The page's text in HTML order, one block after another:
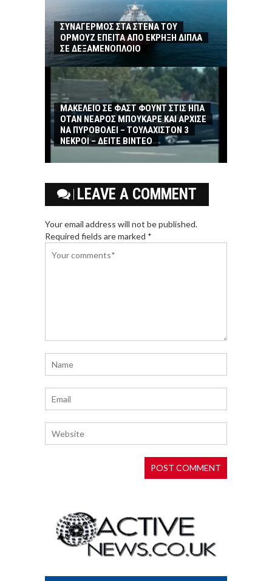
ΣΥΝΑΓΕΡΜΟΣ ΣΤΑ ΣΤΕΝΑ ΤΟΥ
ΟΡΜΟΥΖ ΕΠΕΙΤΑ ΑΠΟ ΕΚΡΗΞΗ ΔΙΠΛΑ
ΣΕ ΔΕΞΑΜΕΝΟΠΛΟΙΟ
ΜΑΚΕΛΕΙΟ ΣΕ ΦΑΣΤ ΦΟΥΝΤ ΣΤΙΣ ΗΠΑ
ΟΤΑΝ ΝΕΑΡΟΣ ΜΠΟΥΚΑΡΕ ΚΑΙ ΑΡΧΙΣΕ
ΝΑ ΠΥΡΟΒΟΛΕΙ – ΤΟΥΛΑΧΙΣΤΟΝ 3
ΝΕΚΡΟΙ – ΔΕΙΤΕ ΒΙΝΤΕΟ
LEAVE A COMMENT
Your email address will not be published.
Required fields are marked *